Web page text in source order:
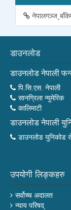
डाउनलोड
डाउनलोड नेपाली
पि.सि.एस. नेपाली
सानग्रिला न्युमेरिक
कालिमाटी
डाउनलोड नेपाली
डाउनलोड युनिकोड
उपयोगी लिङ्कहरु
सर्वोच्च अदालत
न्याय परिषद्